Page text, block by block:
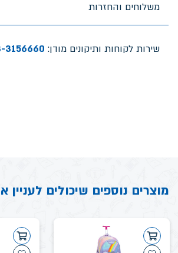
משלוחים והחזרות
שירות לקוחות ותיקונים מודן: 3156660
מוצרים נוספים שיכולים לעניין